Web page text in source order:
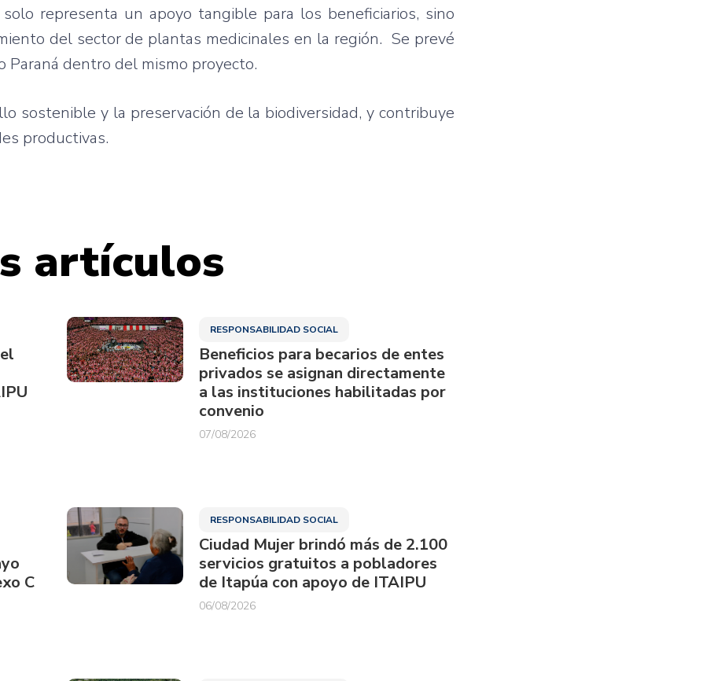
representa un apoyo tangible para los beneficiarios, sino
del sector de plantas medicinales en la región. Se prevé
dentro del mismo proyecto.
sostenible y la preservación de la biodiversidad, y contribuye
productivas.
artículos
RESPONSABILIDAD SOCIAL
Beneficios para becarios de entes
privados se asignan directamente
a las instituciones habilitadas por
convenio
07/08/2026
C
RESPONSABILIDAD SOCIAL
Ciudad Mujer brindó más de 2.100
servicios gratuitos a pobladores
de Itapúa con apoyo de ITAIPU
06/08/2026